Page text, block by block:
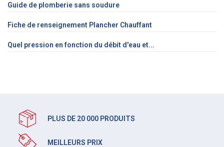
Guide de plomberie sans soudure
Fiche de renseignement Plancher Chauffant
Quel pression en fonction du débit d'eau et...
PLUS DE 20 000 PRODUITS
MEILLEURS PRIX